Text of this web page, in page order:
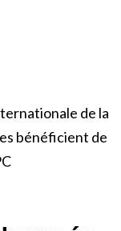
de la
bénéficient de